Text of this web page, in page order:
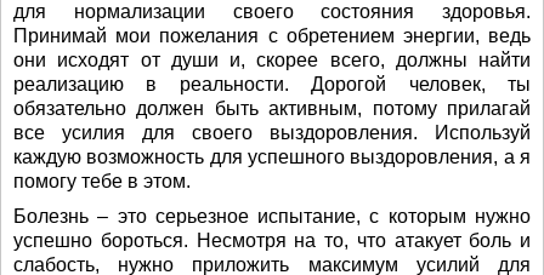
для нормализации своего состояния здоровья.
Принимай мои пожелания с обретением энергии, ведь
они исходят от души и, скорее всего, должны найти
реализацию в реальности. Дорогой человек, ты
обязательно должен быть активным, потому прилагай
все усилия для своего выздоровления. Используй
каждую возможность для успешного выздоровления, а я
помогу тебе в этом.
Болезнь – это серьезное испытание, с которым нужно
успешно бороться. Несмотря на то, что атакует боль и
слабость, нужно приложить максимум усилий для